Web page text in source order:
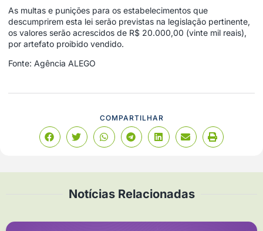
As multas e punições para os estabelecimentos que
descumprirem esta lei serão previstas na legislação pertinente,
os valores serão acrescidos de R$ 20.000,00 (vinte mil reais),
por artefato proibido vendido.
Fonte: Agência ALEGO
COMPARTILHAR
Notícias Relacionadas